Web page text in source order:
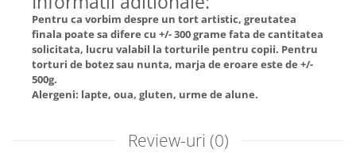
Pentru ca vorbim despre un tort artistic, greutatea
finala poate sa difere cu +/- 300 grame fata de cantitatea
solicitata, lucru valabil la torturile pentru copii. Pentru
torturi de botez sau nunta, marja de eroare este de +/-
500g.
Alergeni: lapte, oua, gluten, urme de alune.
Review-uri (0)